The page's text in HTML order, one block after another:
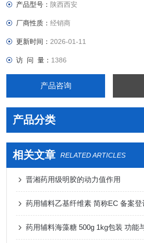
产品型号： 陕西西安
厂商性质：经销商
更新时间： 2026-01-11
访 问 量： 1386
产品咨询
产品分类
相关文章 RELATED ARTICLES
晋湘药用级明胶的动力值作用
药用辅料乙基纤维素 简称EC 备案登
药用辅料海藻糖 500g 1kg包装 功能